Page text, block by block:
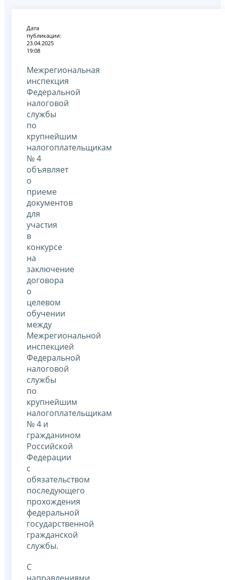
Дата
публикации:
23.04.2025
19:08
Межрегиональная
инспекция
Федеральной
налоговой
службы
по
крупнейшим
налогоплательщикам
№ 4
объявляет
о
приеме
документов
для
участия
в
конкурсе
на
заключение
договора
о
целевом
обучении
между
Межрегиональной
инспекцией
Федеральной
налоговой
службы
по
крупнейшим
налогоплательщикам
№ 4 и
гражданином
Российской
Федерации
с
обязательством
последующего
прохождения
федеральной
государственной
гражданской
службы.
С